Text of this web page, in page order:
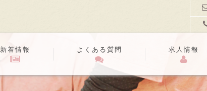
新着情報 よくある質問 求人情報